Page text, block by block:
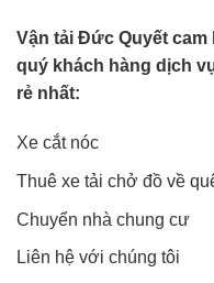
Vận tải Đức Quyết cam
quý khách hàng dịch
rẻ nhất:
Xe cắt nóc
Thuê xe tải chở đồ về
Chuyển nhà chung cư
Liên hệ với chúng tôi